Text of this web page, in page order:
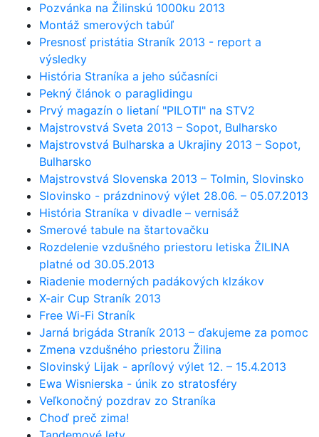
Pozvánka na Žilinskú 1000ku 2013
Montáž smerových tabúľ
Presnosť pristátia Straník 2013 - report a
výsledky
História Straníka a jeho súčasníci
Pekný článok o paraglidingu
Prvý magazín o lietaní "PILOTI" na STV2
Majstrovstvá Sveta 2013 – Sopot, Bulharsko
Majstrovstvá Bulharska a Ukrajiny 2013 – Sopot,
Bulharsko
Majstrovstvá Slovenska 2013 – Tolmin, Slovinsko
Slovinsko - prázdninový výlet 28.06. – 05.07.2013
História Straníka v divadle – vernisáž
Smerové tabule na štartovačku
Rozdelenie vzdušného priestoru letiska ŽILINA
platné od 30.05.2013
Riadenie moderných padákových klzákov
X-air Cup Straník 2013
Free Wi-Fi Straník
Jarná brigáda Straník 2013 – ďakujeme za pomoc
Zmena vzdušného priestoru Žilina
Slovinský Lijak - aprílový výlet 12. – 15.4.2013
Ewa Wisnierska - únik zo stratosféry
Veľkonočný pozdrav zo Straníka
Choď preč zima!